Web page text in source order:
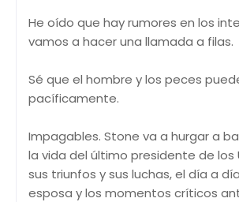
He oído que hay rumores en los
vamos a hacer una llamada a filas.
Sé que el hombre y los peces
pacíficamente.
Impagables. Stone va a hurgar a
la vida del último presidente de los
sus triunfos y sus luchas, el día a
esposa y los momentos críticos